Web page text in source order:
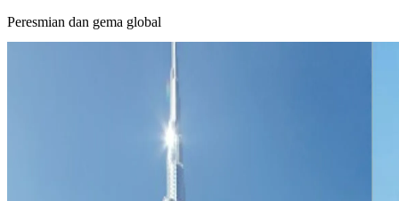
Peresmian dan gema global